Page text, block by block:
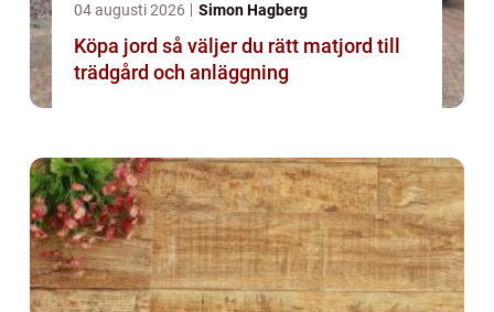
04 augusti 2026 Simon Hagberg
Köpa jord så väljer du rätt matjord till
trädgård och anläggning